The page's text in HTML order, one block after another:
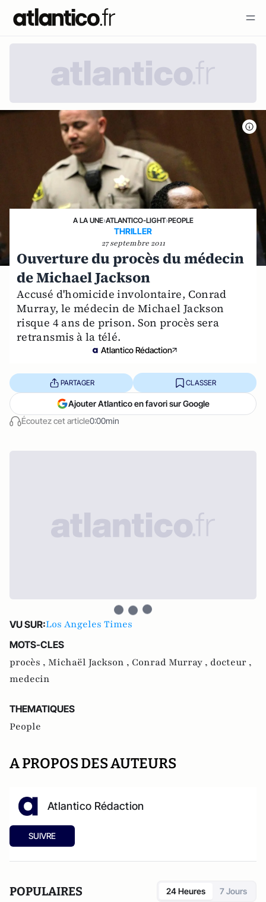
A LA UNE›ATLANTICO-LIGHT›PEOPLE
THRILLER
27 septembre 2011
Ouverture du procès du médecin
de Michael Jackson
Accusé d'homicide involontaire, Conrad
Murray, le médecin de Michael Jackson
risque 4 ans de prison. Son procès sera
retransmis à la télé.
Atlantico Rédaction
Écoutez cet article0:00min
PARTAGER CLASSER
Ajouter Atlantico en favori sur Google
VU SUR:Los Angeles Times
MOTS-CLES
procès , Michaël Jackson , Conrad Murray , docteur ,
medecin
THEMATIQUES
People
A PROPOS DES AUTEURS
Atlantico Rédaction
SUIVRE
POPULAIRES 24 Heures 7 Jours